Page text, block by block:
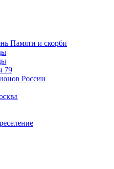
Памяти и скорби
79
России